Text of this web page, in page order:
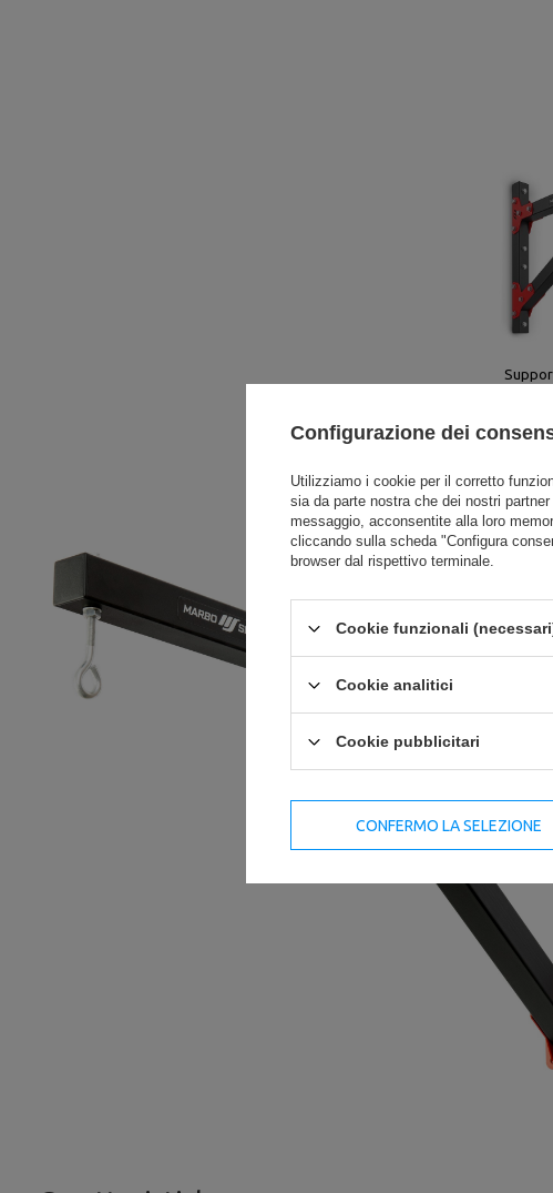
Configurazione dei
Utilizziamo i cookie per il corretto
sia da parte nostra che dei nostri
messaggio, acconsentite alla loro
cliccando sulla scheda "Configura
browser dal rispettivo terminale.
Cookie funzionali
Cookie analitici
Cookie pubblicitari
CONFERMO LA SELEZIONE